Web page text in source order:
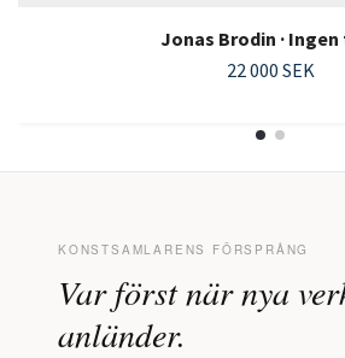
Jonas Brodin ·
22 000 SEK
KONSTSAMLARENS FÖRSPRÅNG
Var först när nya
anländer.